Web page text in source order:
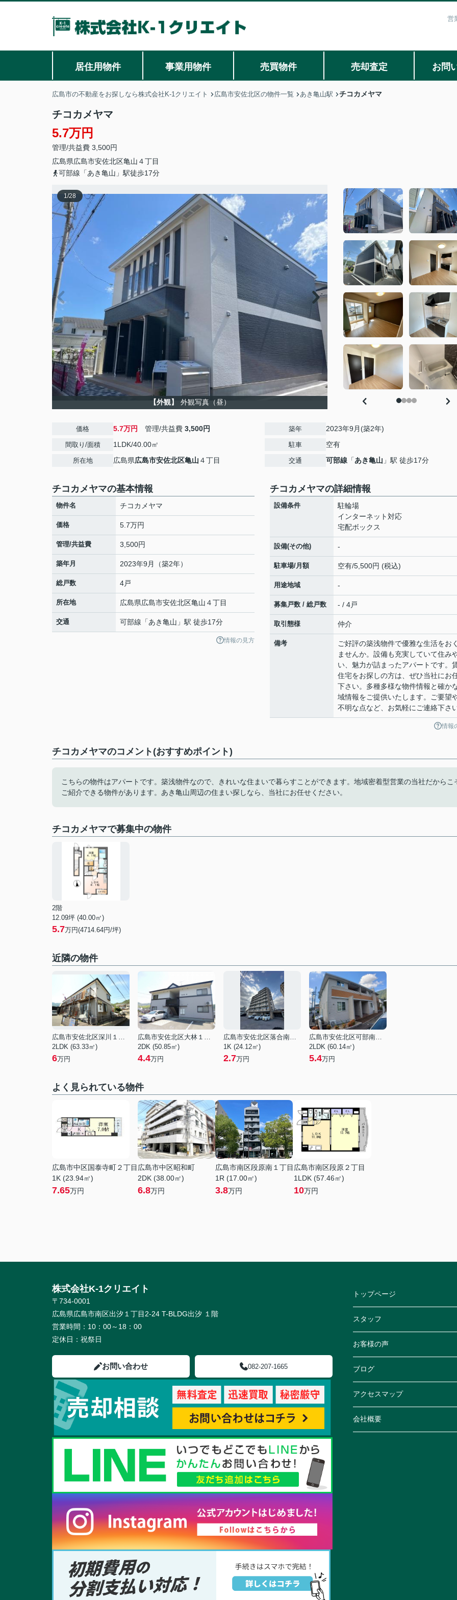
営
居住用物件 事業用物件 売買物件 売却査定 お問
広島市の不動産をお探しなら株式会社K-1クリエイト 広島市安佐北区の物件一覧 あき亀山駅 チコカメヤマ
チコカメヤマ
5.7万円
管理/共益費 3,500円
広島県広島市安佐北区亀山 ４丁目
可部線「あき亀山」駅徒歩17分
1/28
【外観】 外観写真（昼）
価格 5.7万円 管理/共益費 3,500円
間取り/面積 1LDK/40.00㎡
所在地 広島県広島市安佐北区亀山 ４丁目
築年 2023年9月(築2年)
駐車 空有
交通 可部線 「あき亀山 」駅 徒歩17分
チコカメヤマの基本情報
物件名 チコカメヤマ
価格 5.7万円
管理/共益費 3,500円
築年月 2023年9月（築2年）
総戸数 4戸
所在地 広島県広島市安佐北区亀山 ４丁目
交通 可部線 「あき亀山 」駅 徒歩17分
情報の見方
チコカメヤマの詳細情報
設備条件
駐輪場
インターネット対応
宅配ボックス
設備(その他) -
駐車場/月額 空有/5,500円 (税込)
用途地域 -
募集戸数 / 総戸数 - / 4戸
取引態様 仲介
備考
ご好評の築浅物件で優雅な生活をお
ませんか。設備も充実していて住み
い、魅力が詰まったアパートです。
住宅をお探しの方は、ぜひ当社にお
下さい。多種多様な物件情報と確か
域情報をご提供いたします。ご要望
不明な点など、お気軽にご連絡下さい
情報
チコカメヤマのコメント(おすすめポイント)
こちらの物件はアパートです。築浅物件なので、きれいな住まいで暮らすことができます。地域密着型営業の当社だからこ
ご紹介できる物件があります。あき亀山周辺の住まい探しなら、当社にお任せください。
チコカメヤマで募集中の物件
2階
12.09坪 (40.00㎡)
5.7万円(4714.64円/坪)
近隣の物件
広島市安佐北区深川１丁目
2LDK (63.33㎡)
6万円
広島市安佐北区大林１丁目
2DK (50.85㎡)
4.4万円
広島市安佐北区落合南３丁目
1K (24.12㎡)
2.7万円
広島市安佐北区可部南１丁目
2LDK (60.14㎡)
5.4万円
よく見られている物件
広島市中区国泰寺町２丁目
1K (23.94㎡)
7.65万円
広島市中区昭和町
2DK (38.00㎡)
6.8万円
広島市南区段原南１丁目
1R (17.00㎡)
3.8万円
広島市南区段原２丁目
1LDK (57.46㎡)
10万円
株式会社K-1クリエイト
〒734-0001
広島県広島市南区出汐１丁目2-24 T-BLDG出汐 １階
営業時間： 10：00～18：00
定休日： 祝祭日
お問い合わせ 082-207-1665
トップページ
スタッフ
お客様の声
ブログ
アクセスマップ
会社概要